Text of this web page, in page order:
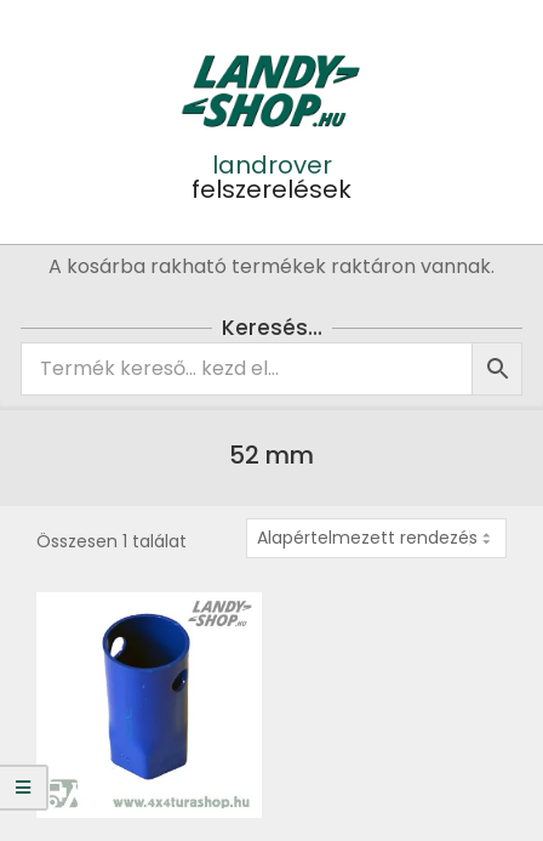
landrover
felszerelések
PrimaryA kosárba rakható termékek raktáron vannak.
Keresés…
52 mm
Összesen 1 találat